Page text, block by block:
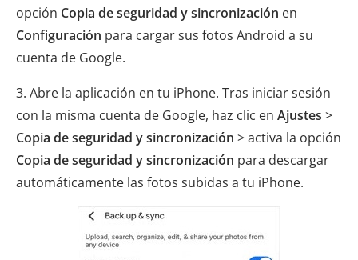
opción Copia de seguridad y sincronización en
Configuración para cargar sus fotos Android a su
cuenta de Google.
3. Abre la aplicación en tu iPhone. Tras iniciar sesión
con la misma cuenta de Google, haz clic en Ajustes >
Copia de seguridad y sincronización > activa la opción
Copia de seguridad y sincronización para descargar
automáticamente las fotos subidas a tu iPhone.